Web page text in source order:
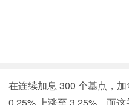
在连续加息 300 个基点，